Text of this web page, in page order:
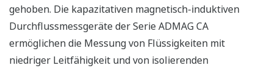
gehoben. Die kapazitativen magnetisch-induktiven
Durchflussmessgeräte der Serie ADMAG CA
ermöglichen die Messung von Flüssigkeiten mit
niedriger Leitfähigkeit und von isolierenden